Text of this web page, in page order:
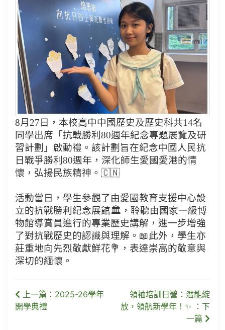
8月27日，本校高中中國歷史及歷史科共14名
同學出席「抗戰勝利80週年紀念專題展覽及研
習計劃」啟動禮。該計劃旨在紀念中國人民抗
日戰爭勝利80週年，深化師生愛國愛港的情
懷，弘揚民族精神。🇨🇳
活動當日，學生參觀了由愛國教育支援中心設
立的抗戰勝利紀念展館🏛，聆聽由國家一級博
物館導賞員進行的專業歷史講解，進一步增強
了對抗戰歷史的認識與理解。📖此外，學生亦
莊重地向先烈敬獻鮮花💐，表達崇高的敬意與
深切的緬懷。
上一篇：2025-26學年
開學典禮
領袖培訓日營：潛能綻
放，領航新學年！✨ ：下
一篇